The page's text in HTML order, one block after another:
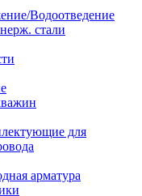
Водоотведение
стали
для
арматура